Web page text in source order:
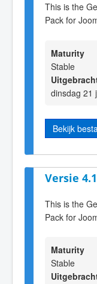
This is the
Pack for
Maturity
Stable
dinsdag 21
Bekijk
Versie
This is the
Pack for
Maturity
Stable